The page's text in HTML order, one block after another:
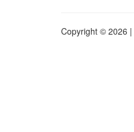
Copyright © 2026 |